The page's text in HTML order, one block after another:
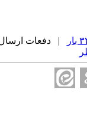
| دفعات ارسال